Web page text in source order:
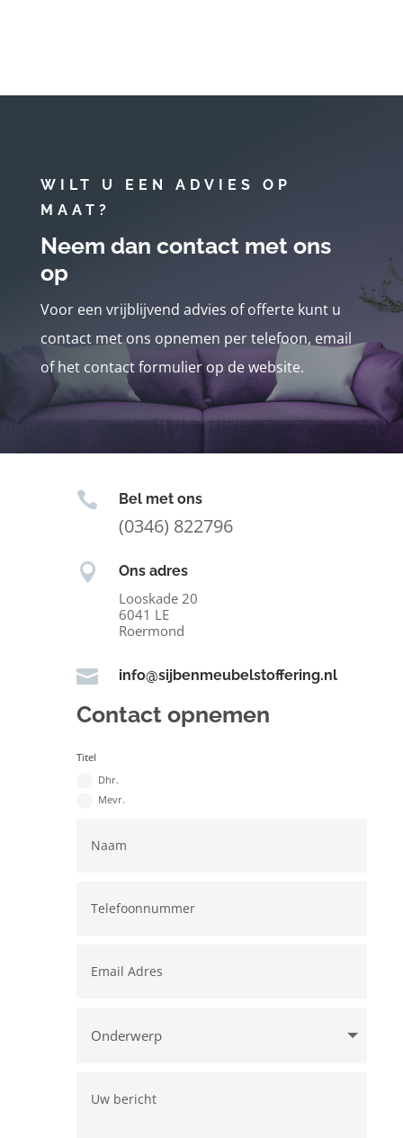
WILT U EEN ADVIES OP
MAAT?
Neem dan contact met ons
op
Voor een vrijblijvend advies of offerte kunt u
contact met ons opnemen per telefoon, email
of het contact formulier op de website.
 Bel met ons
(0346) 822796
 Ons adres
Looskade 20
6041 LE
Roermond
 info@sijbenmeubelstoffering.nl
Contact opnemen
Titel
Dhr.
Mevr.